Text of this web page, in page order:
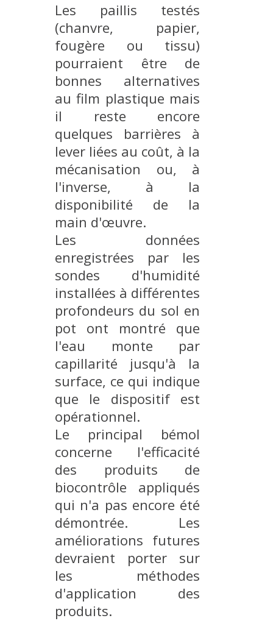
Les paillis testés
(chanvre, papier,
fougère ou tissu)
pourraient être de
bonnes alternatives
au film plastique mais
il reste encore
quelques barrières à
lever liées au coût, à la
mécanisation ou, à
l'inverse, à la
disponibilité de la
main d'œuvre.
Les données
enregistrées par les
sondes d'humidité
installées à différentes
profondeurs du sol en
pot ont montré que
l'eau monte par
capillarité jusqu'à la
surface, ce qui indique
que le dispositif est
opérationnel.
Le principal bémol
concerne l'efficacité
des produits de
biocontrôle appliqués
qui n'a pas encore été
démontrée. Les
améliorations futures
devraient porter sur
les méthodes
d'application des
produits.